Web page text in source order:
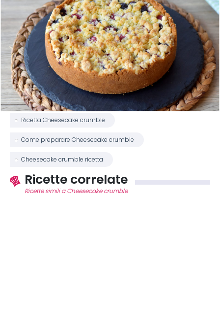
Ricetta Cheesecake crumble
Come preparare Cheesecake crumble
Cheesecake crumble ricetta
Ricette correlate
Ricette simili a Cheesecake crumble